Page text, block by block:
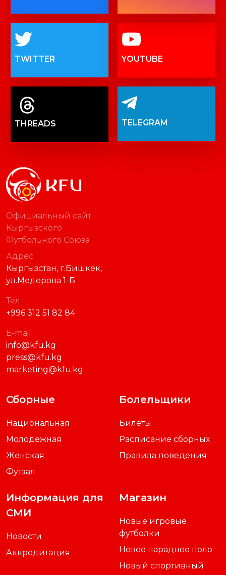
TWITTER YOUTUBE
THREADS TELEGRAM
Официальный сайт
Кыргызского
Футбольного Союза
Адрес
Кыргызстан, г.Бишкек,
ул.Медерова 1-Б
Тел
+996 312 51 82 84
E-mail:
info@kfu.kg
press@kfu.kg
marketing@kfu.kg
Сборные
Национальная
Молодежная
Женская
Футзал
Болельщики
Билеты
Расписание сборных
Правила поведения
Информация для
СМИ
Новости
Аккредитация
Магазин
Новые игровые
футболки
Новое парадное поло
Новый спортивный